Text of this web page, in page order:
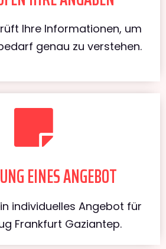
Ihre Informationen, um
genau zu verstehen.
EINES ANGEBOT
individuelles Angebot für
Frankfurt Gaziantep.